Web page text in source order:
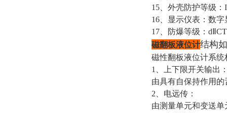
15、外壳防护等级：
16、显示仪表：数
17、防爆等级：
磁翻板液位计结构
磁性翻板液位计系统
1、上下限开关输出
由具有自保持作用
2、电远传：
由测量单元和变送